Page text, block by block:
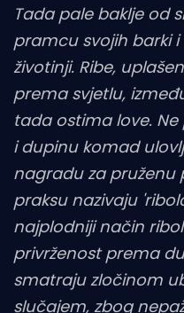
Tada pale baklje od
pramcu svojih barki
životinji. Ribe,
prema svjetlu,
tada ostima love.
i dupinu komad
nagradu za pruženu
praksu nazivaju
najplodniji način
privrženost prema
smatraju zločinom
slučajem, zbog